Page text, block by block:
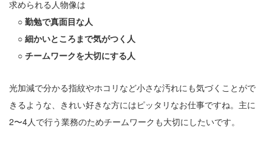
求められる人物像は
○ 勤勉で真面目な人
○ 細かいところまで気がつく人
○ チームワークを大切にする人
光加減で分かる指紋やホコリなど小さな汚れにも気づくことがで
きるような、きれい好きな方にはピッタリなお仕事ですね。主に
2〜4人で行う業務のためチームワークも大切にしたいです。